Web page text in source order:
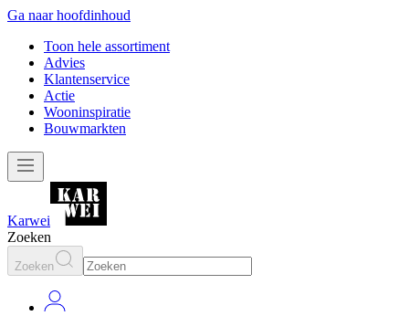
Ga naar hoofdinhoud
Toon hele assortiment
Advies
Klantenservice
Actie
Wooninspiratie
Bouwmarkten
Karwei
Zoeken
Zoeken